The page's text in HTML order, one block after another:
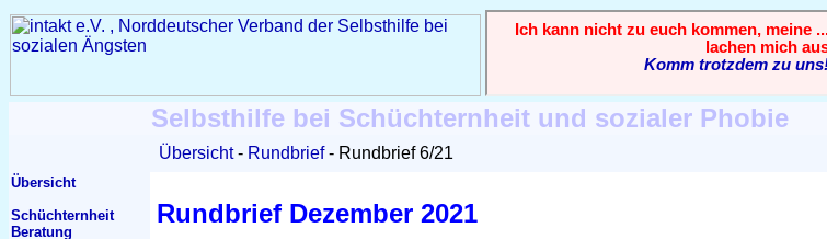
Selbsthilfe bei Schüchternheit und sozialer Phobie
Übersicht Rundbrief Rundbrief 6/21
Übersicht
Schüchternheit
Beratung
Rundbrief Dezember 2021